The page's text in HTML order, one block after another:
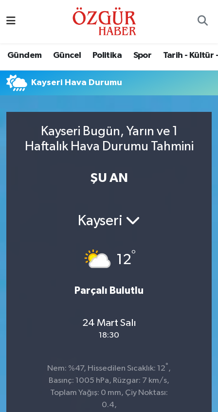
Gündem Güncel Politika Spor Tarih - Kültür
Kayseri Hava Durumu
Kayseri Bugün, Yarın ve 1
Haftalık Hava Durumu Tahmini
ŞU AN
Kayseri
12°
Parçalı Bulutlu
24 Mart Salı
18:30
Nem: %47, Hissedilen Sıcaklık: 12° ,
Basınç: 1005 hPa, Rüzgar: 7 km/s,
Toplam Yağış: 0 mm, Çiy Noktası:
0.4,
Eğitim
Ekonomi
Güncel
Tarih - Kültür - Sanat - Turizm
Nöbetçi Eczaneler
Namaz Vakitleri
Trafik Durumu
Süper Lig Puan Durumu ve Fikstür
Son Dakika Haberleri